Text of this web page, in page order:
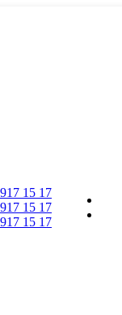
15 17
15 17
15 17